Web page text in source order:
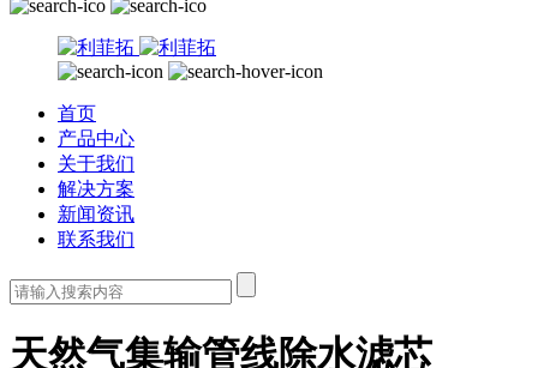
首页
产品中心
关于我们
解决方案
新闻资讯
联系我们
天然气集输管线除水滤芯